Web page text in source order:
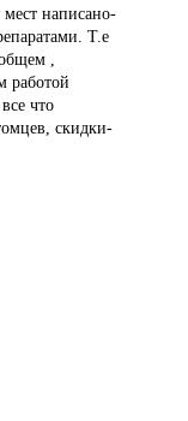
мест написано-
Т.е
,
работой
что
скидки-